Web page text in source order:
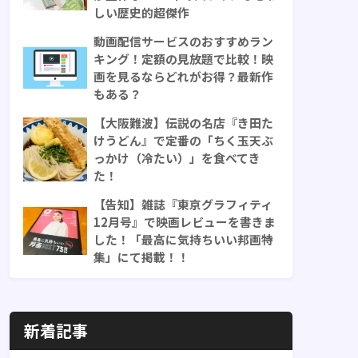
しい歴史的超傑作
動画配信サービスのおすすめラン
キング！定額の見放題で比較！映
画を見るならどれがお得？最新作
もある？
【大阪難波】伝説の名店『き田た
けうどん』で定番の「ちく玉天ぶ
っかけ（冷たい）」を食べてき
た！
【告知】雑誌『東京グラフィティ
12月号』で映画レビューを書きま
した！「最高に気持ちいい邦画特
集」にて掲載！！
新着記事